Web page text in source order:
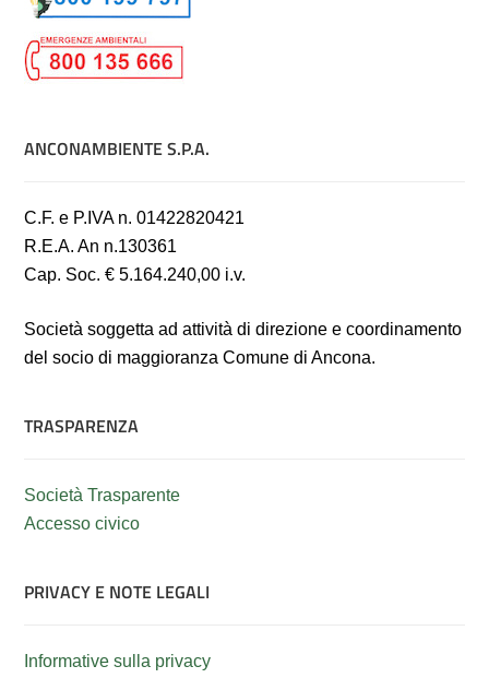
ANCONAMBIENTE S.P.A.
C.F. e P.IVA n. 01422820421
R.E.A. An n.130361
Cap. Soc. € 5.164.240,00 i.v.
Società soggetta ad attività di direzione e coordinamento
del socio di maggioranza Comune di Ancona.
TRASPARENZA
Società Trasparente
Accesso civico
PRIVACY E NOTE LEGALI
Informative sulla privacy